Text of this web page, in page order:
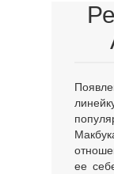
ее